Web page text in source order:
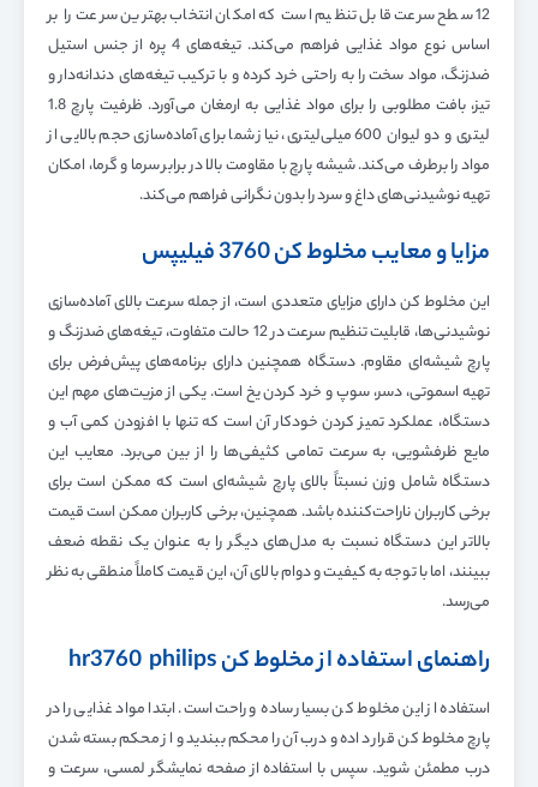
12 سطح سرعت قابل تنظیم است که امکان انتخاب بهترین سرعت را بر
اساس نوع مواد غذایی فراهم می‌کند. تیغه‌های 4 پره از جنس استیل
ضدزنگ، مواد سخت را به راحتی خرد کرده و با ترکیب تیغه‌های دندانه‌دار و
تیز، بافت مطلوبی را برای مواد غذایی به ارمغان می‌آورد. ظرفیت پارچ 1.8
لیتری و دو لیوان 600 میلی‌لیتری، نیاز شما برای آماده‌سازی حجم بالایی از
مواد را برطرف می‌کند. شیشه پارچ با مقاومت بالا در برابر سرما و گرما، امکان
تهیه نوشیدنی‌های داغ و سرد را بدون نگرانی فراهم می‌کند.
مزایا و معایب مخلوط کن 3760 فیلیپس
این مخلوط کن دارای مزایای متعددی است، از جمله سرعت بالای آماده‌سازی
نوشیدنی‌ها، قابلیت تنظیم سرعت در 12 حالت متفاوت، تیغه‌های ضدزنگ و
پارچ شیشه‌ای مقاوم. دستگاه همچنین دارای برنامه‌های پیش‌فرض برای
تهیه اسموتی، دسر، سوپ و خرد کردن یخ است. یکی از مزیت‌های مهم این
دستگاه، عملکرد تمیز کردن خودکار آن است که تنها با افزودن کمی آب و
مایع ظرفشویی، به سرعت تمامی کثیفی‌ها را از بین می‌برد. معایب این
دستگاه شامل وزن نسبتاً بالای پارچ شیشه‌ای است که ممکن است برای
برخی کاربران ناراحت‌کننده باشد. همچنین، برخی کاربران ممکن است قیمت
بالاتر این دستگاه نسبت به مدل‌های دیگر را به عنوان یک نقطه ضعف
ببینند، اما با توجه به کیفیت و دوام بالای آن، این قیمت کاملاً منطقی به نظر
می‌رسد.
راهنمای استفاده از مخلوط کن hr3760 philips
استفاده از این مخلوط کن بسیار ساده و راحت است. ابتدا مواد غذایی را در
پارچ مخلوط کن قرار داده و درب آن را محکم ببندید و از محکم بسته شدن
درب مطمئن شوید. سپس با استفاده از صفحه نمایشگر لمسی، سرعت و